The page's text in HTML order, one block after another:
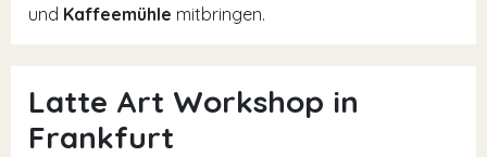
und Kaffeemühle mitbringen.
Latte Art Workshop in
Frankfurt